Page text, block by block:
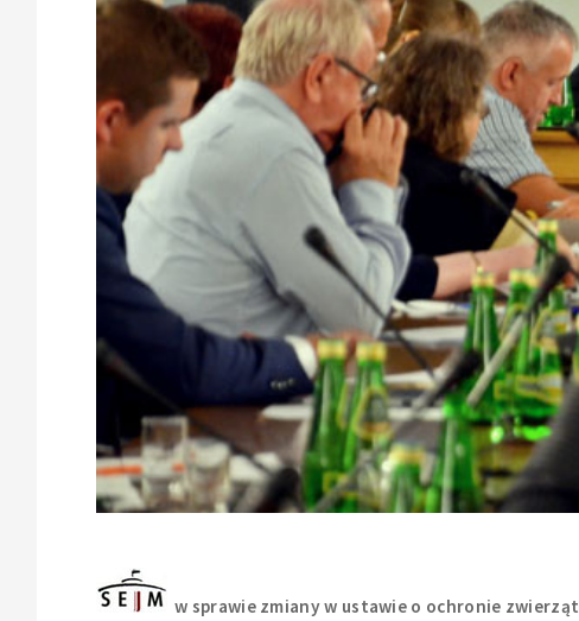
w sprawie zmiany w ustawie o ochronie zwierząt